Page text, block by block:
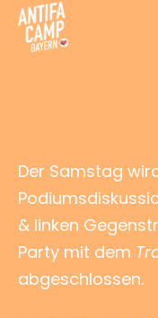
Zum
Inhalt
Der Samstag
& linken
Party mit dem
abgeschlossen.